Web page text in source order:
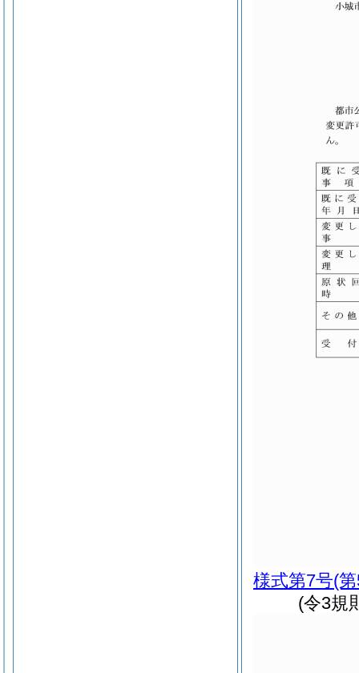
様式第7号(
(令3規